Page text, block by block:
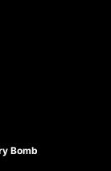
Bomb